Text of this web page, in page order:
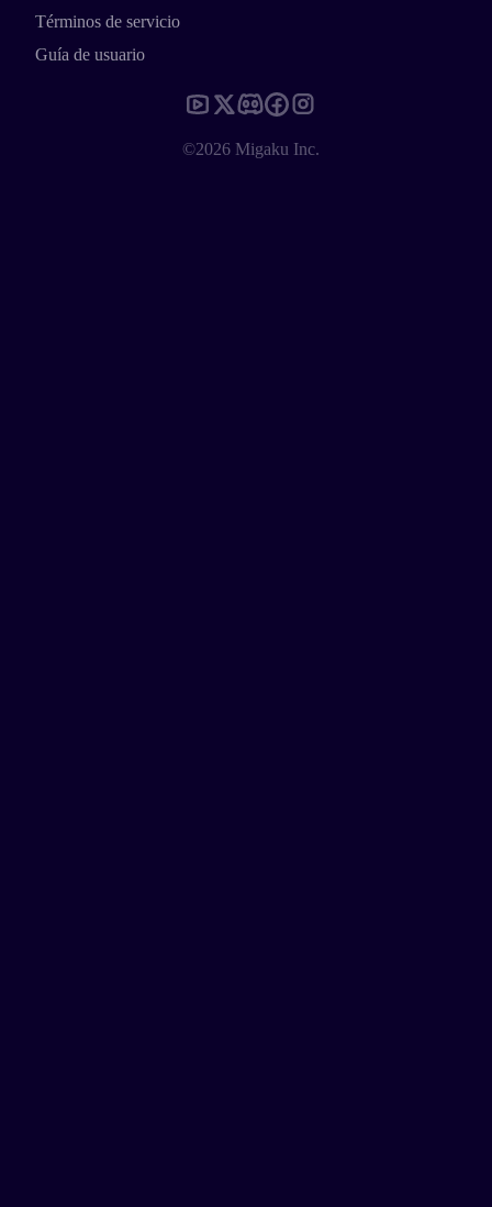
Términos de servicio
Guía de usuario
©2026 Migaku Inc.